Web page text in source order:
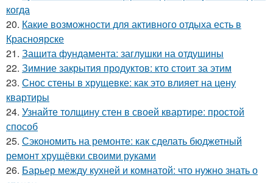
когда
20. Какие возможности для активного отдыха есть в
Красноярске
21. Защита фундамента: заглушки на отдушины
22. Зимние закрытия продуктов: кто стоит за этим
23. Снос стены в хрущевке: как это влияет на цену
квартиры
24. Узнайте толщину стен в своей квартире: простой
способ
25. Сэкономить на ремонте: как сделать бюджетный
ремонт хрущёвки своими руками
26. Барьер между кухней и комнатой: что нужно знать о